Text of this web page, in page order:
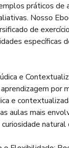
práticos de
Nosso
de
específicas
e
por
e
aulas mais
natural